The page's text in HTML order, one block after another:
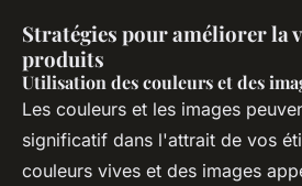
Stratégies pour améliorer la
produits
Utilisation des couleurs et des
Les couleurs et les images
significatif dans l'attrait de vos
couleurs vives et des images